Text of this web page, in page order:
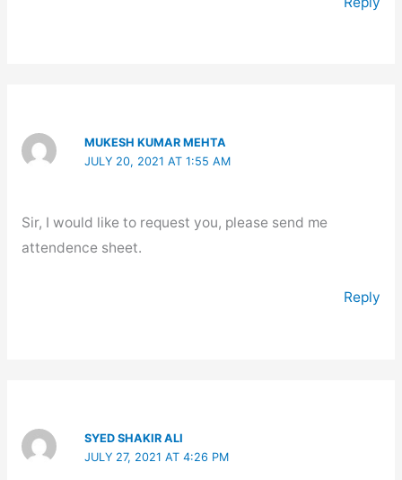
MUKESH KUMAR MEHTA
JULY 20, 2021 AT 1:55 AM
Sir, I would like to request you, please send me
attendence sheet.
Reply
SYED SHAKIR ALI
JULY 27, 2021 AT 4:26 PM